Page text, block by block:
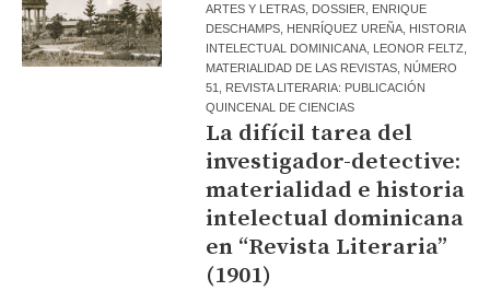
ARTES Y LETRAS DOSSIER
ENRIQUE
DESCHAMPS HENRÍQUEZ UREÑA HISTORIA
INTELECTUAL DOMINICANA LEONOR FELTZ
MATERIALIDAD DE LAS REVISTAS NÚMERO
51
REVISTA LITERARIA: PUBLICACIÓN
QUINCENAL DE CIENCIAS
La difícil tarea del
investigador-detective:
materialidad e historia
intelectual dominicana
en “Revista Literaria”
(1901)